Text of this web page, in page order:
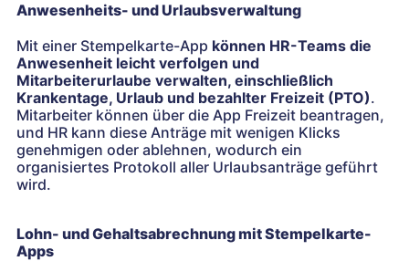
Anwesenheits- und Urlaubsverwaltung
Mit einer Stempelkarte-App können HR-Teams die
Anwesenheit leicht verfolgen und
Mitarbeiterurlaube verwalten, einschließlich
Krankentage, Urlaub und bezahlter Freizeit (PTO).
Mitarbeiter können über die App Freizeit beantragen,
und HR kann diese Anträge mit wenigen Klicks
genehmigen oder ablehnen, wodurch ein
organisiertes Protokoll aller Urlaubsanträge geführt
wird.
Lohn- und Gehaltsabrechnung mit Stempelkarte-
Apps